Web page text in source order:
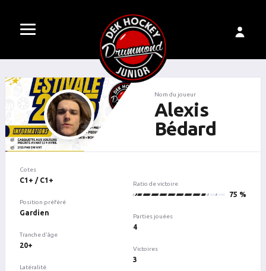
Nom du joueur
Alexis
Bédard
Cotes
C1+ / C1+
Position préféré
Gardien
Tranche d'âge
20+
Latéralité
Ratio de victoire
3 75 %
Parties jouées
4
Victoires
3